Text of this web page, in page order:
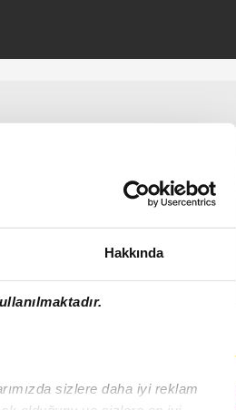
Hakkında
sizlere daha iyi reklam